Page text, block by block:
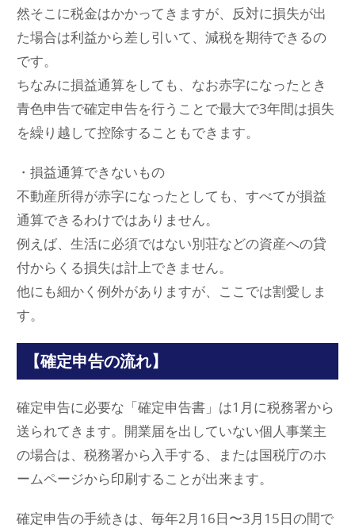
然そこに税金はかかってきますが、反対に損失が出
た場合は利益から差し引いて、減税を期待できるの
です。
ちなみに損益通算をしても、なお赤字になったとき
青色申告で確定申告を行うことで最大で3年間は損失
を繰り越して控除することもできます。
・損益通算できないもの
不動産所得が赤字になったとしても、すべてが損益
通算できるわけではありません。
例えば、生活に必須ではない別荘などの資産への貸
付からくる損失は計上できません。
他にも細かく例外がありますが、ここでは割愛しま
す。
【確定申告の流れ】
確定申告に必要な「確定申告書」は1月に税務署から
送られてきます。開業届を出していない個人事業主
の場合は、税務署から入手する、または国税庁のホ
ームページから印刷することが出来ます。
確定申告の手続きは、毎年2月16日〜3月15日の間で